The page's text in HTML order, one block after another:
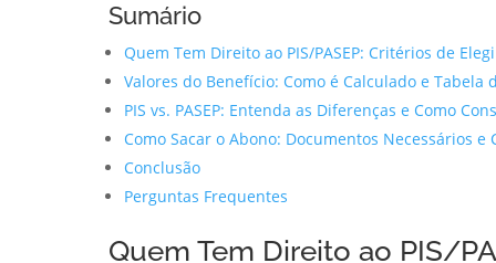
Sumário
Quem Tem Direito ao PIS/PASEP: Critérios de
Valores do Benefício: Como é Calculado e Tabela
PIS vs. PASEP: Entenda as Diferenças e Como
Como Sacar o Abono: Documentos Necessários
Conclusão
Perguntas Frequentes
Quem Tem Direito ao PIS/